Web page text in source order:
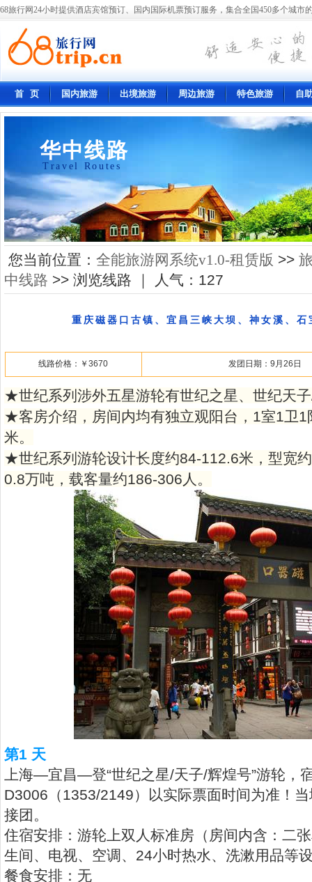
68旅行网24小时提供酒店宾馆预订、国内国际机票预订服务，集合全国450多个城市
首 页 国内旅游 出境旅游 周边旅游 特色旅游 自
华中线路
Travel Routes
您当前位置： 全能旅游网系统v1.0-租赁版 >>
中线路 >> 浏览线路 ｜ 人气： 127
重庆磁器口古镇、宜昌三峡大坝、神女溪、
线路价格：￥3670 发团日期：9月26日
★世纪系列涉外五星游轮有世纪之星、世纪天
★客房介绍，房间内均有独立观阳台，1室1卫1
米。
★世纪系列游轮设计长度约84-112.6米，型宽
0.8万吨，载客量约186-306人。
第1 天
上海—宜昌—登“世纪之星/天子/辉煌号”游轮，
D3006（1353/2149）以实际票面时间为准！当
接团。
住宿安排：游轮上双人标准房（房间内含：二
生间、电视、空调、24小时热水、洗漱用品等
餐食安排：无